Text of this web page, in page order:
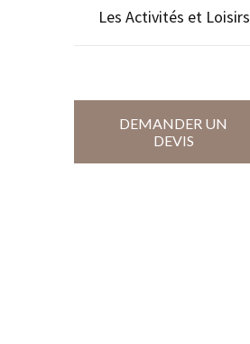
Les Activités et Loisirs
DEMANDER UN
DEVIS